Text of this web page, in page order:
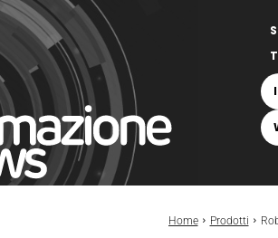
Home Prodotti